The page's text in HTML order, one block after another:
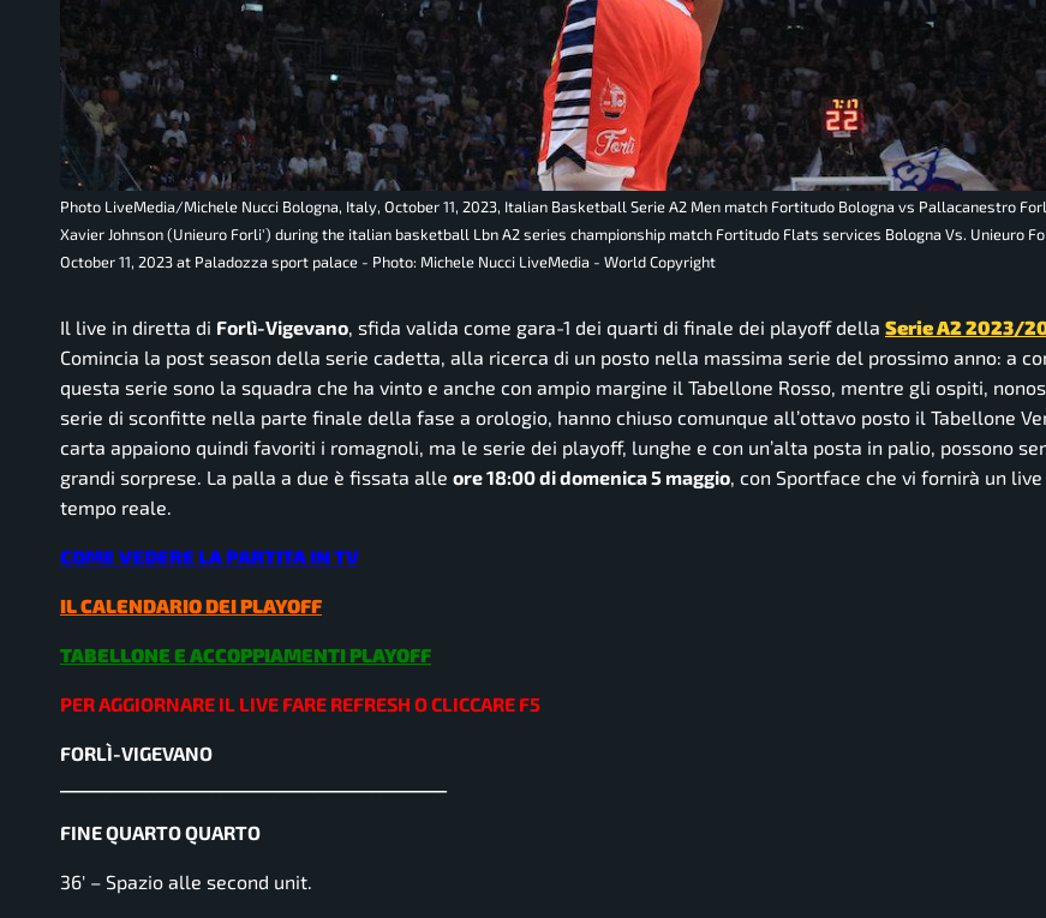
Photo LiveMedia/Michele Nucci Bologna, Italy, October 11, 2023, Italian Basketball Serie A2 Men match Fortitudo Bologna vs Pallacanestro
Xavier Johnson (Unieuro Forli') during the italian basketball Lbn A2 series championship match Fortitudo Flats services Bologna Vs. Unieuro
October 11, 2023 at Paladozza sport palace - Photo: Michele Nucci LiveMedia - World Copyright
Il live in diretta di Forlì-Vigevano, sfida valida come gara-1 dei quarti di finale dei playoff della Serie A2 2023/
Comincia la post season della serie cadetta, alla ricerca di un posto nella massima serie del prossimo anno: a
questa serie sono la squadra che ha vinto e anche con ampio margine il Tabellone Rosso, mentre gli ospiti,
serie di sconfitte nella parte finale della fase a orologio, hanno chiuso comunque all’ottavo posto il Tabellone
carta appaiono quindi favoriti i romagnoli, ma le serie dei playoff, lunghe e con un’alta posta in palio, possono
grandi sorprese. La palla a due è fissata alle ore 18:00 di domenica 5 maggio, con Sportface che vi fornirà un
tempo reale.
COME VEDERE LA PARTITA IN TV
IL CALENDARIO DEI PLAYOFF
TABELLONE E ACCOPPIAMENTI PLAYOFF
PER AGGIORNARE IL LIVE FARE REFRESH O CLICCARE F5
FORLÌ-VIGEVANO
FINE QUARTO QUARTO
36′ – Spazio alle second unit.